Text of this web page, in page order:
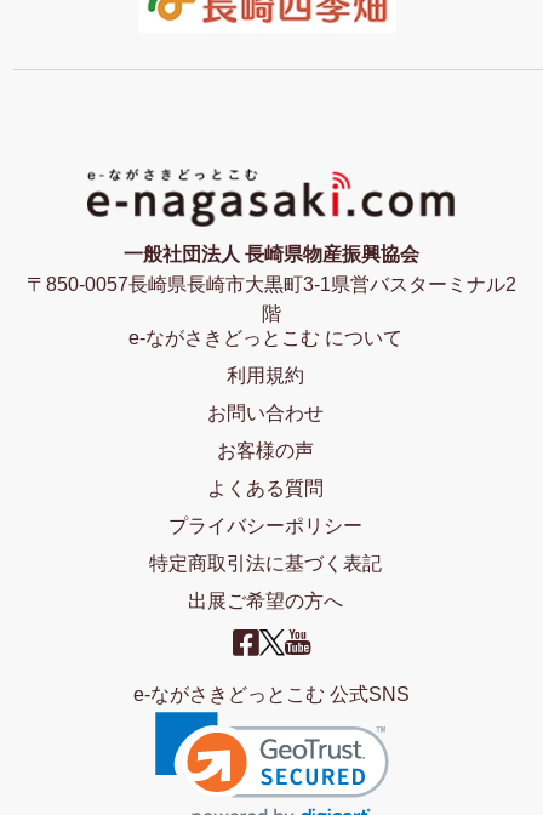
一般社団法人 長崎県物産振興協会
〒850-0057長崎県長崎市大黒町3-1県営バスターミナル2
階
e-ながさきどっとこむ について
利用規約
お問い合わせ
お客様の声
よくある質問
プライバシーポリシー
特定商取引法に基づく表記
出展ご希望の方へ
e-ながさきどっとこむ 公式SNS